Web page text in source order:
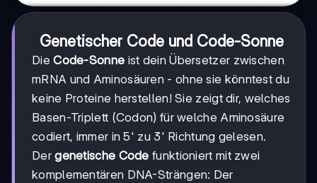
Genetischer Code und Code-Sonne
DieCode-Sonne ist dein Übersetzer zwischen
mRNA und Aminosäuren - ohne sie könntest du
keine Proteine herstellen! Sie zeigt dir, welches
Basen-Triplett (Codon) für welche Aminosäure
codiert, immer in 5' zu 3' Richtung gelesen.
Dergenetische Code funktioniert mit zwei
komplementären DNA-Strängen: Der